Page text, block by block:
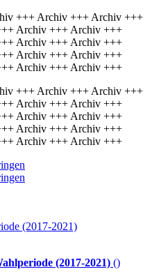
+++ Archiv +++ Archiv +++
Archiv +++ Archiv +++
Archiv +++ Archiv +++
Archiv +++ Archiv +++
Archiv +++ Archiv +++
+++ Archiv +++ Archiv +++
Archiv +++ Archiv +++
Archiv +++ Archiv +++
Archiv +++ Archiv +++
Archiv +++ Archiv +++
(2017-2021)
(2017-2021) ()